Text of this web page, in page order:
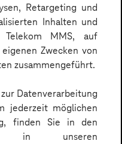
Retargeting und
Inhalten und
MMS, auf
Zwecken von
zusammengeführt.
Datenverarbeitung
jederzeit möglichen
finden Sie in den
in unseren